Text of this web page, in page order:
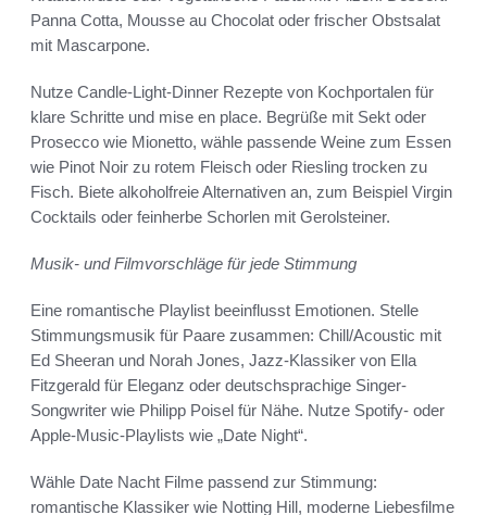
Panna Cotta, Mousse au Chocolat oder frischer Obstsalat
mit Mascarpone.
Nutze Candle-Light-Dinner Rezepte von Kochportalen für
klare Schritte und mise en place. Begrüße mit Sekt oder
Prosecco wie Mionetto, wähle passende Weine zum Essen
wie Pinot Noir zu rotem Fleisch oder Riesling trocken zu
Fisch. Biete alkoholfreie Alternativen an, zum Beispiel Virgin
Cocktails oder feinherbe Schorlen mit Gerolsteiner.
Musik- und Filmvorschläge für jede Stimmung
Eine romantische Playlist beeinflusst Emotionen. Stelle
Stimmungsmusik für Paare zusammen: Chill/Acoustic mit
Ed Sheeran und Norah Jones, Jazz-Klassiker von Ella
Fitzgerald für Eleganz oder deutschsprachige Singer-
Songwriter wie Philipp Poisel für Nähe. Nutze Spotify- oder
Apple-Music-Playlists wie „Date Night“.
Wähle Date Nacht Filme passend zur Stimmung:
romantische Klassiker wie Notting Hill, moderne Liebesfilme